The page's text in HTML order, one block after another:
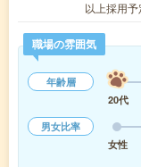
以上採用
職場の雰囲気
年齢層
20代
男女比率
女性